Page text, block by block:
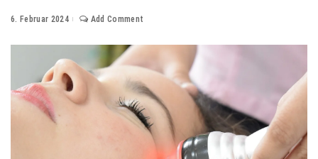
6. Februar 2024 Add Comment